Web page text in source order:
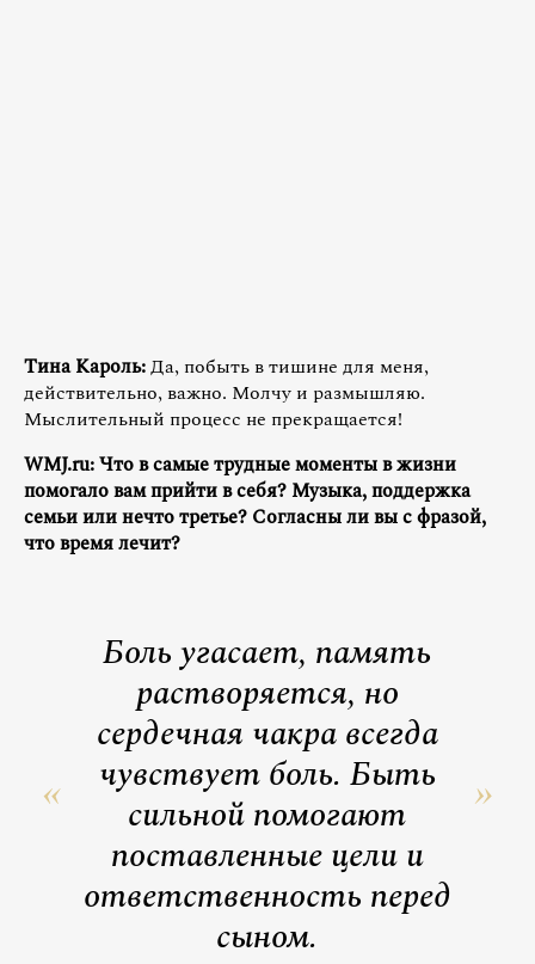
Тина Кароль:Да, побыть в тишине для меня,
действительно, важно. Молчу и размышляю.
Мыслительный процесс не прекращается!
WMJ.ru: Что в самые трудные моменты в жизни
помогало вам прийти в себя? Музыка, поддержка
семьи или нечто третье? Согласны ли вы с фразой,
что время лечит?
Боль угасает, память
растворяется, но
сердечная чакра всегда
чувствует боль. Быть
сильной помогают
поставленные цели и
ответственность перед
сыном.